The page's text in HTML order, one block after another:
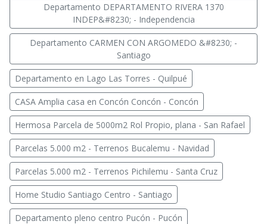
Departamento DEPARTAMENTO RIVERA 1370
INDEP&#8230; - Independencia
Departamento CARMEN CON ARGOMEDO &#8230; -
Santiago
Departamento en Lago Las Torres - Quilpué
CASA Amplia casa en Concón Concón - Concón
Hermosa Parcela de 5000m2 Rol Propio, plana - San Rafael
Parcelas 5.000 m2 - Terrenos Bucalemu - Navidad
Parcelas 5.000 m2 - Terrenos Pichilemu - Santa Cruz
Home Studio Santiago Centro - Santiago
Departamento pleno centro Pucón - Pucón